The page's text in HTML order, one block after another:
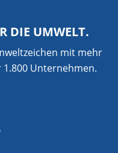
DIE UMWELT.
mit mehr
Unternehmen.